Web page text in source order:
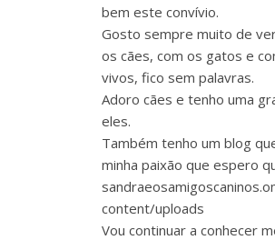
bem este convívio.
Gosto sempre muito de
os cães, com os gatos e
vivos, fico sem palavras.
Adoro cães e tenho uma
eles.
Também tenho um blog
minha paixão que espero
content/uploads
Vou continuar a conhecer